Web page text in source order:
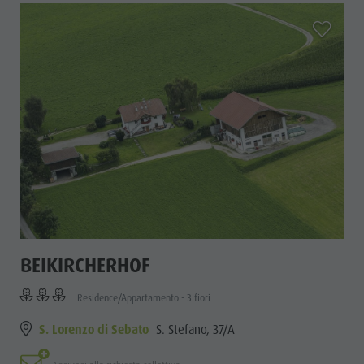
BEIKIRCHERHOF
Residence/Appartamento - 3 fiori
S. Lorenzo di Sebato S. Stefano, 37/A